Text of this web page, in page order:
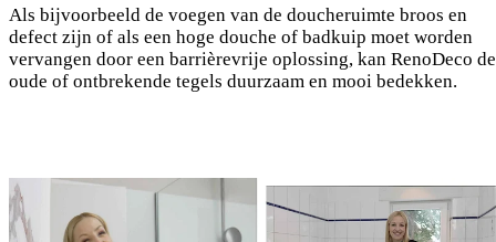
Als bijvoorbeeld de voegen van de doucheruimte broos en
defect zijn of als een hoge douche of badkuip moet worden
vervangen door een barrièrevrije oplossing, kan RenoDeco de
oude of ontbrekende tegels duurzaam en mooi bedekken.